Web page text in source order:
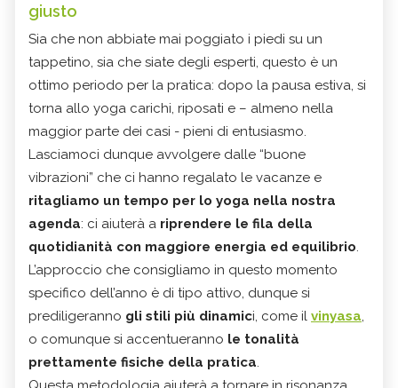
giusto
Sia che non abbiate mai poggiato i piedi su un
tappetino, sia che siate degli esperti, questo è un
ottimo periodo per la pratica: dopo la pausa estiva, si
torna allo yoga carichi, riposati e – almeno nella
maggior parte dei casi - pieni di entusiasmo.
Lasciamoci dunque avvolgere dalle “buone
vibrazioni” che ci hanno regalato le vacanze e
ritagliamo un tempo per lo yoga nella nostra
agenda: ci aiuterà a riprendere le fila della
quotidianità con maggiore energia ed equilibrio.
L’approccio che consigliamo in questo momento
specifico dell’anno è di tipo attivo, dunque si
prediligeranno gli stili più dinamici, come il vinyasa,
o comunque si accentueranno le tonalità
prettamente fisiche della pratica.